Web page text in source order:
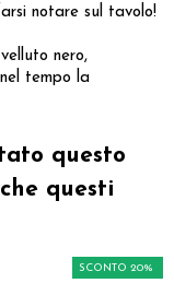
notare sul tavolo!
nero,
tempo la
questo
questi
SCONTO 20%